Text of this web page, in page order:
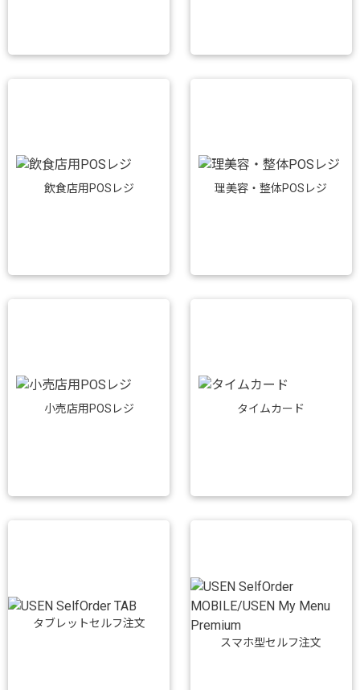
飲食店用POSレジ 理美容・整体POSレジ
小売店用POSレジ タイムカード
タブレットセルフ注文
スマホ型セルフ注文